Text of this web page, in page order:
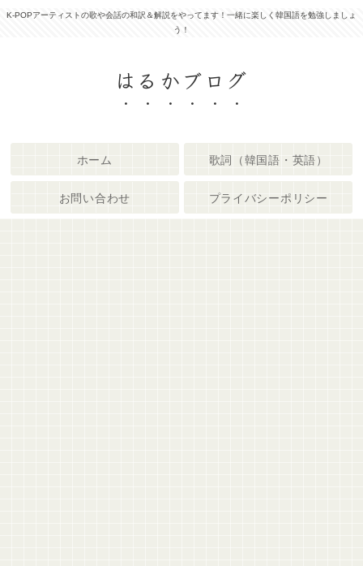
K-POPアーティストの歌や会話の和訳＆解説をやってます！一緒に楽しく韓国語を勉強しましょ
う！
はるかブログ
ホーム 歌詞（韓国語・英語）
お問い合わせ プライバシーポリシー